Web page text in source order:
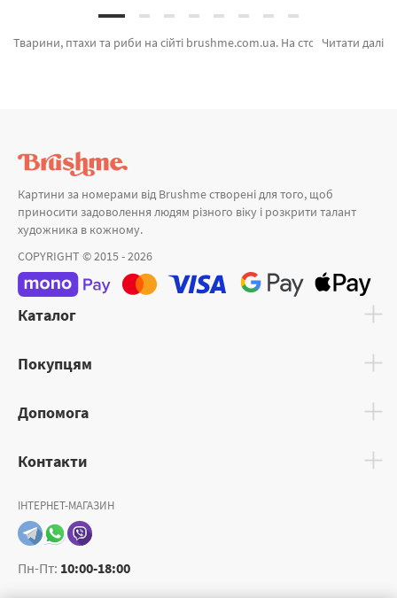
Читати далі
Тварини, птахи та риби на сійті brushme.com.ua. На сторінці є можливість замовити Картина за номерами Портрет улюбленого песика PBS52379 від бренду з світовим іменем Brushme який славиться продуманістю. Кожен продукт категорії «Картини за номерами» має попит у художників. Лебеді в коханні, Вовча пара и Собачка хаскі а также великий вибір найменувань за кращими цінами. Купуючи Багетні рамки або картини за номерами розпродаж, термінове відправлення в Дніпро або будь-які міста. Кішки та\або картини за номерами океан, придбайте прямо зараз!
Картини за номерами від Brushme створені для того, щоб
приносити задоволення людям різного віку і розкрити талант
художника в кожному.
COPYRIGHT © 2015 - 2026
Каталог
Покупцям
Допомога
Контакти
ІНТЕРНЕТ-МАГАЗИН
Пн-Пт: 10:00-18:00